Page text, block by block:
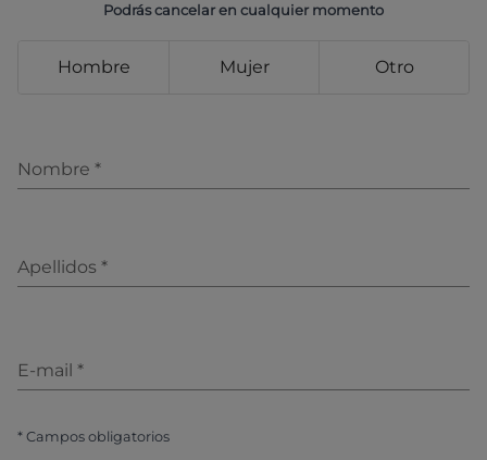
Podrás cancelar en cualquier momento
Hombre Mujer Otro
Nombre *
Apellidos *
E-mail *
* Campos obligatorios